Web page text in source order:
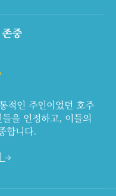
중
적인 주인이었던 호주
을 인정하고, 이들의
합니다.